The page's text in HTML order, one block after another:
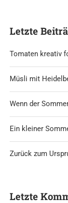
Letzte
Tomaten kreativ
Müsli mit
Wenn der
Ein kleiner
Zurück zum
Letzte